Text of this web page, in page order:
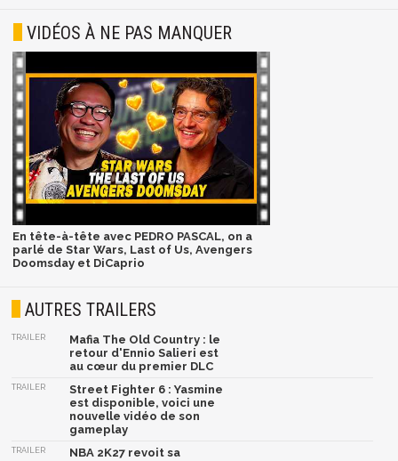
VIDÉOS À NE PAS MANQUER
En tête-à-tête avec PEDRO PASCAL, on a
parlé de Star Wars, Last of Us, Avengers
Doomsday et DiCaprio
AUTRES TRAILERS
TRAILER
Mafia The Old Country : le
retour d'Ennio Salieri est
au cœur du premier DLC
TRAILER
Street Fighter 6 : Yasmine
est disponible, voici une
nouvelle vidéo de son
gameplay
TRAILER
NBA 2K27 revoit sa